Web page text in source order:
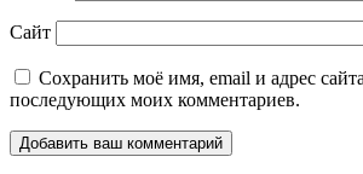
Сайт
Сохранить моё имя, email и адрес
последующих моих комментариев.